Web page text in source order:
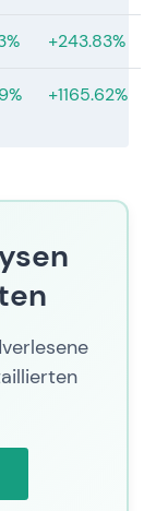
von
[38] [47].
+243.83%
+1165.62%